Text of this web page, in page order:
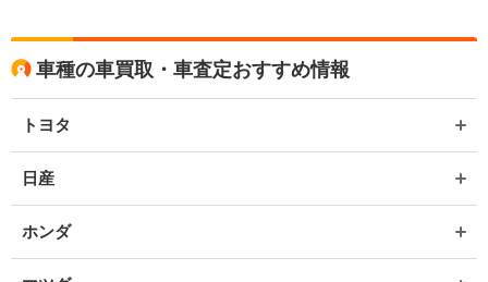
車種の車買取・車査定おすすめ情報
トヨタ
日産
ホンダ